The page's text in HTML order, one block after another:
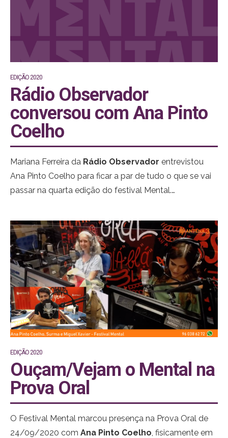
se pode dizer das mentais.
EDIÇÃO 2020
Rádio Observador
conversou com Ana Pinto
Coelho
Mariana Ferreira da Rádio Observador entrevistou
Ana Pinto Coelho para ficar a par de tudo o que se vai
passar na quarta edição do festival Mental.
EDIÇÃO 2020
Ouçam/Vejam o Mental na
Prova Oral
O Festival Mental marcou presença na Prova Oral de
24/09/2020 com Ana Pinto Coelho , fisicamente em